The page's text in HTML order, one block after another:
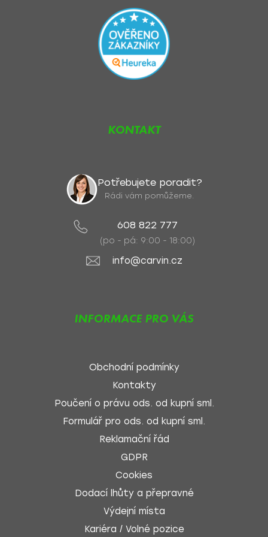
KONTAKT
Potřebujete poradit?
Rádi vám pomůžeme.
608 822 777
(po - pá: 9:00 - 18:00)
info@carvin.cz
INFORMACE PRO VÁS
Obchodní podmínky
Kontakty
Poučení o právu ods. od kupní sml.
Formulář pro ods. od kupní sml.
Reklamační řád
GDPR
Cookies
Dodací lhůty a přepravné
Výdejní místa
Kariéra / Volné pozice